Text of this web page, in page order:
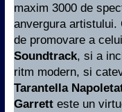
maxim 3000 de
anvergura artistului.
de promovare a
Soundtrack, si a
ritm modern, si
Tarantella
Garrett este un